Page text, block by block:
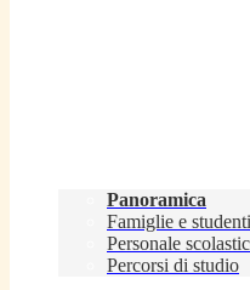
Panoramica
Famiglie e studenti
Personale
Percorsi di studio